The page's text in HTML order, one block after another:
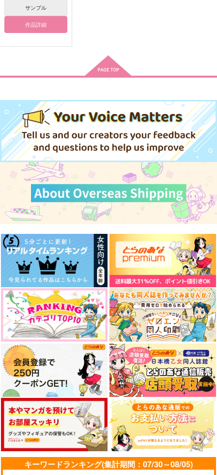
サンプル
yarn memories
もちの上にもいちご
（税込）
二階堂大和×和泉三月
サンプル
作品詳細
440円 （税込）
二階堂大和×和泉三月
サンプル
作品詳細
緑の切片
2,044円（税込）
二階堂大和×千
サンプル
作品詳細
今に分かるよ
可燃物が2割
787円（税込）
二階堂大和×千
サンプル
作品詳細
理由を聞かせてよ
SPECIAL TRUCK
418円（税込）
二階堂大和×千
サンプル
作品詳細
欠乏症のバラッド
芥箱
887円（税込）
八乙女楽×二階堂大和
サンプル
作品詳細
いくじなしで、臆病で
629 円（税込）
アイドリッシュセブン
和泉三月×二階堂大和
サンプル
カート
palimpsest
1,147
アイドリッシュセブン
二階堂大和
サンプル
カート
君が寂しく無いように
440 円（税込）
アイドリッシュセブン
二階堂大和×和泉三月
サンプル
カート
嘘つきに愛の首輪を
くもるる
専売 660円（税込）
アイドリッシュセブン
八乙女楽×二階堂大和
サンプル
カート
サンプル
作品詳細
キーワードランキング(集計期間：07/30～08/05)